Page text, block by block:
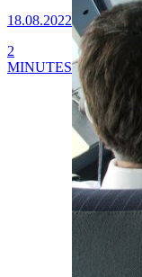
18.08.2022
2
MINUTES